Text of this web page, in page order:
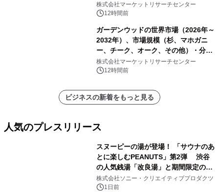
株式会社マーケットリサーチセンター
12時間前
ガーデンウッドの世界市場（2026年～
2032年）、市場規模（杉、マホガニ
ー、チーク、オーク、その他）・分析
レポートを発表
株式会社マーケットリサーチセンター
12時間前
ビジネスの新着をもっと見る
人気のプレスリリース
スヌーピーの湯が登場！ 「サウナのあ
とに楽しむPEANUTS」第2弾 渋谷
の人気銭湯「改良湯」と期間限定のコ
ラボレーション サウナイキタイコラ
ボグッズも発売決定！
株式会社ソニー・クリエイティブプロダクツ
1日前